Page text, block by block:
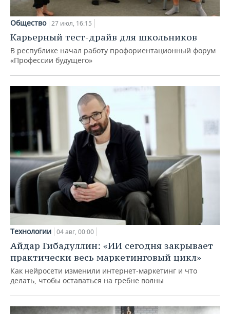
Общество 27 июл, 16:15
Карьерный тест-драйв для школьников
В республике начал работу профориентационный форум
«Профессии будущего»
Технологии 04 авг, 00:00
Айдар Гибадуллин: «ИИ сегодня закрывает
практически весь маркетинговый цикл»
Как нейросети изменили интернет-маркетинг и что
делать, чтобы оставаться на гребне волны